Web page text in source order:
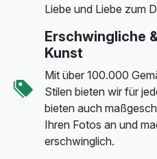
Liebe und Liebe zum
Erschwingliche
Kunst
Mit über 100.000
Stilen bieten wir für
bieten auch
Ihren Fotos an und
erschwinglich.